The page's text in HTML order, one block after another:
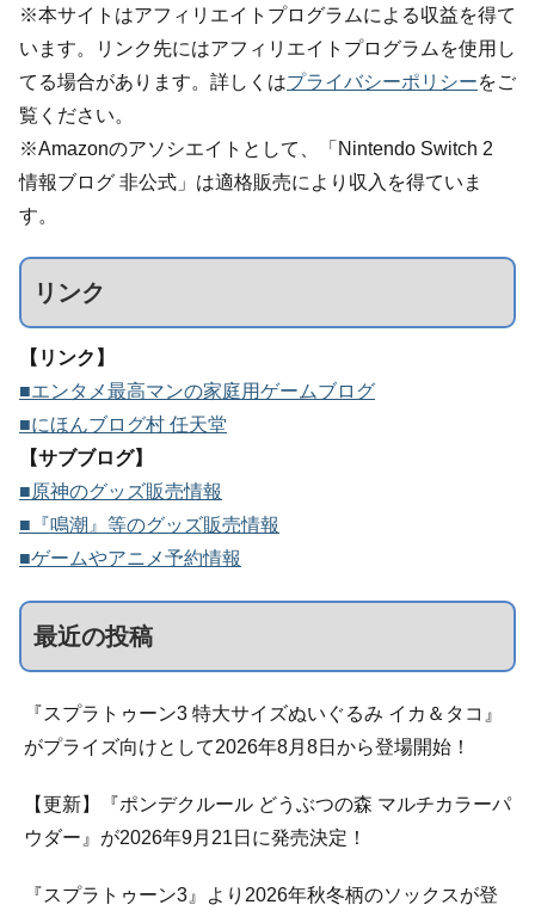
※本サイトはアフィリエイトプログラムによる収益を得て
います。リンク先にはアフィリエイトプログラムを使用し
てる場合があります。詳しくはプライバシーポリシーをご
覧ください。
※Amazonのアソシエイトとして、「Nintendo Switch 2
情報ブログ 非公式」は適格販売により収入を得ていま
す。
リンク
【リンク】
■エンタメ最高マンの家庭用ゲームブログ
■にほんブログ村 任天堂
【サブブログ】
■原神のグッズ販売情報
■『鳴潮』等のグッズ販売情報
■ゲームやアニメ予約情報
最近の投稿
『スプラトゥーン3 特大サイズぬいぐるみ イカ＆タコ』
がプライズ向けとして2026年8月8日から登場開始！
【更新】『ポンデクルール どうぶつの森 マルチカラーパ
ウダー』が2026年9月21日に発売決定！
『スプラトゥーン3』より2026年秋冬柄のソックスが登